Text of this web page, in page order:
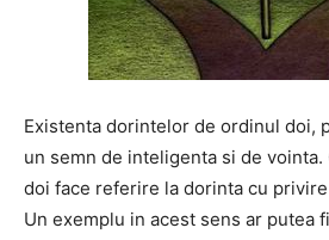
Existenta dorintelor de ordinul doi,
un semn de inteligenta si de
doi face referire la dorinta cu
Un exemplu in acest sens ar putea